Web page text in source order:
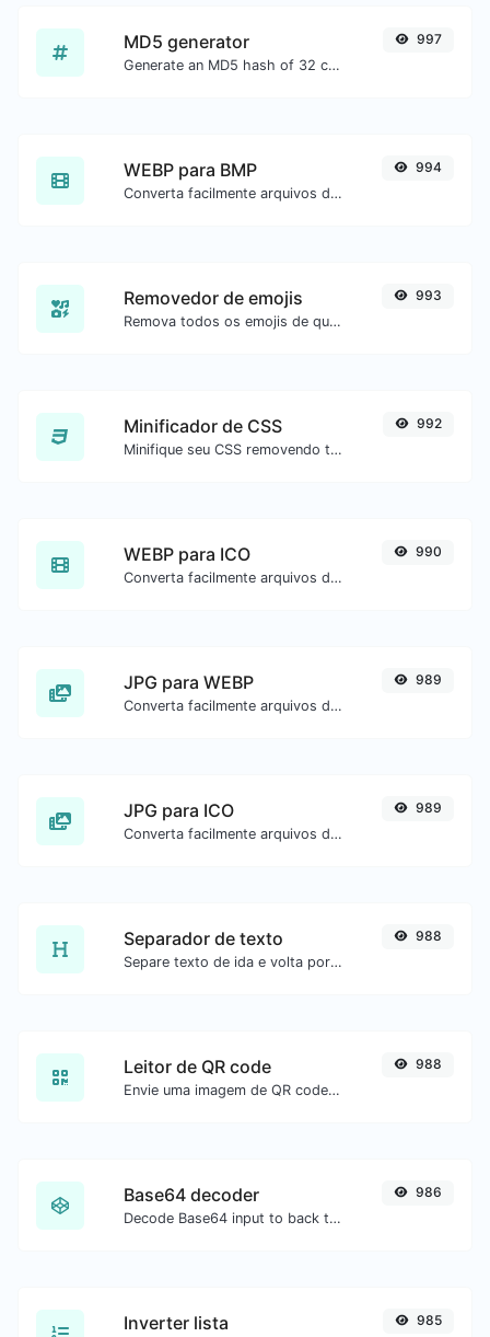
MD5 generator
Generate an MD5 hash of 32 characters length for any string input.
997
WEBP para BMP
Converta facilmente arquivos de imagem WEBP para BMP.
994
Removedor de emojis
Remova todos os emojis de qualquer texto com facilidade.
993
Minificador de CSS
Minifique seu CSS removendo todos os caracteres desnecessários.
992
WEBP para ICO
Converta facilmente arquivos de imagem WEBP para ICO.
990
JPG para WEBP
Converta facilmente arquivos de imagem JPG para WEBP.
989
JPG para ICO
Converta facilmente arquivos de imagem JPG para ICO.
989
Separador de texto
Separe texto de ida e volta por novas linhas, vírgulas, pontos etc.
988
Leitor de QR code
Envie uma imagem de QR code e extraia os dados.
988
Base64 decoder
Decode Base64 input to back to string.
986
Inverter lista 985